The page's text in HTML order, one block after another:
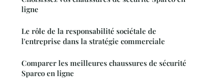
ligne
Le rôle de la responsabilité sociétale de
l'entreprise dans la stratégie commerciale
Comparer les meilleures chaussures de sécurité
Sparco en ligne